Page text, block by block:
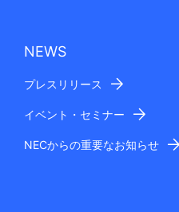
NEWS
プレスリリース
イベント・セミナー
NECからの重要なお知らせ